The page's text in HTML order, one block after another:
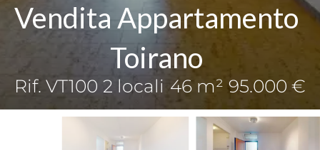
Vendita Appartamento
Toirano
Rif. VT100 2 locali 46 m² 95.000 €